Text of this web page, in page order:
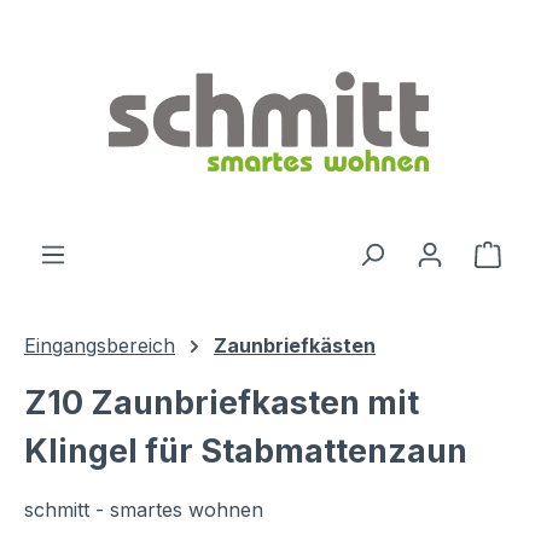
Eingangsbereich Zaunbriefkästen
Z10 Zaunbriefkasten mit
Klingel für Stabmattenzaun
schmitt - smartes wohnen